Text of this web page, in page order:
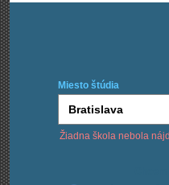
Miesto štúdia
Žiadna škola nebola